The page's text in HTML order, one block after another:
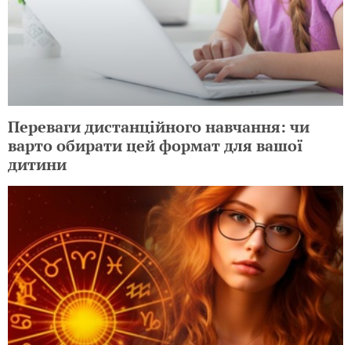
Переваги дистанційного навчання: чи
варто обирати цей формат для вашої
дитини